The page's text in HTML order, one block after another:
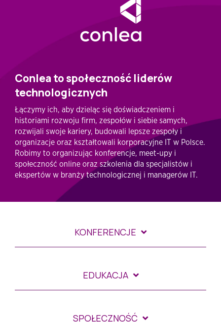
Conlea to społeczność liderów
technologicznych
Łączymy ich, aby dzieląc się doświadczeniem i
historiami rozwoju firm, zespołów i siebie samych,
rozwijali swoje kariery, budowali lepsze zespoły i
organizacje oraz kształtowali korporacyjne IT w Polsce.
Robimy to organizując konferencje, meet-upy i
społeczność online oraz szkolenia dla specjalistów i
ekspertów w branży technologicznej i managerów IT.
KONFERENCJE
EDUKACJA
SPOŁECZNOŚĆ